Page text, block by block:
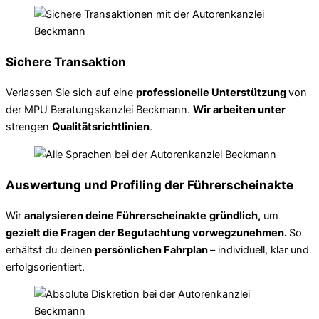
Sichere Transaktion
Verlassen Sie sich auf eine professionelle Unterstützungvon
der MPU Beratungskanzlei Beckmann. Wir arbeiten unter
strengen Qualitätsrichtlinien.
Auswertung und Profiling der Führerscheinakte
Wir analysieren deine Führerscheinakte gründlich, um
gezielt die Fragen der Begutachtung vorwegzunehmen. So
erhältst du deinen persönlichen Fahrplan– individuell, klar und
erfolgsorientiert.